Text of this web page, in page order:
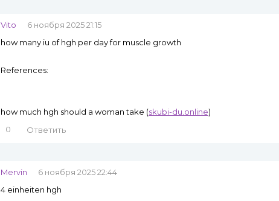
Vito
6 ноября 2025 21:15
how many iu of hgh per day for muscle growth
References:
how much hgh should a woman take (skubi-du.online)
0
Ответить
Mervin
6 ноября 2025 22:44
4 einheiten hgh